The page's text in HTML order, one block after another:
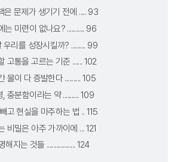
은 문제가 생기기 전에 ..... 93
미련이 없나요? ............ 96
리를 성장시킬까? .......... 99
고통을 고르는 기준 ....... 102
물이 다 증발한다 ........... 105
충분함이라는 약 ........... 109
고 현실을 마주하는 법 .. 115
비밀은 아주 가까이에 ... 121
지는 것들 .................... 124